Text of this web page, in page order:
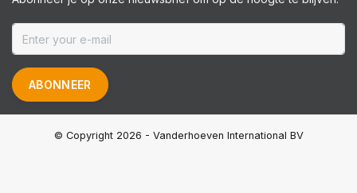
ABONNEER
© Copyright 2026 - Vanderhoeven International BV